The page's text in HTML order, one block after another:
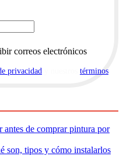
correos electrónicos
privacidad
términos
antes de comprar pintura por
son, tipos y cómo instalarlos